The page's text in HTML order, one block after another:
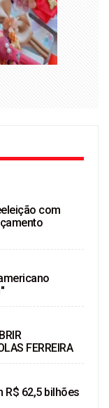
com
FERREIRA
R$ 62,5 bilhões